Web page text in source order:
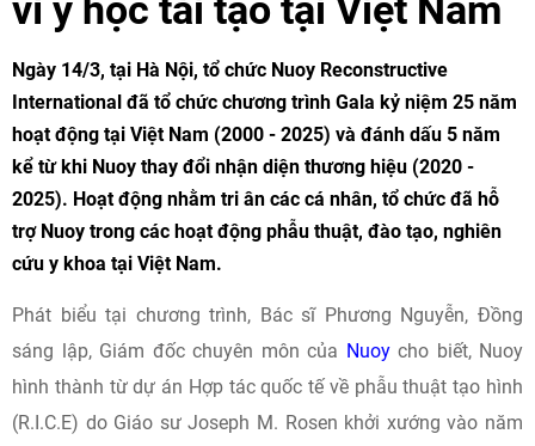
vì y học tái tạo tại Việt Nam
Ngày 14/3, tại Hà Nội, tổ chức Nuoy Reconstructive
International đã tổ chức chương trình Gala kỷ niệm 25 năm
hoạt động tại Việt Nam (2000 - 2025) và đánh dấu 5 năm
kể từ khi Nuoy thay đổi nhận diện thương hiệu (2020 -
2025). Hoạt động nhằm tri ân các cá nhân, tổ chức đã hỗ
trợ Nuoy trong các hoạt động phẫu thuật, đào tạo, nghiên
cứu y khoa tại Việt Nam.
Phát biểu tại chương trình, Bác sĩ Phương Nguyễn, Đồng
sáng lập, Giám đốc chuyên môn của Nuoycho biết, Nuoy
hình thành từ dự án Hợp tác quốc tế về phẫu thuật tạo hình
(R.I.C.E) do Giáo sư Joseph M. Rosen khởi xướng vào năm